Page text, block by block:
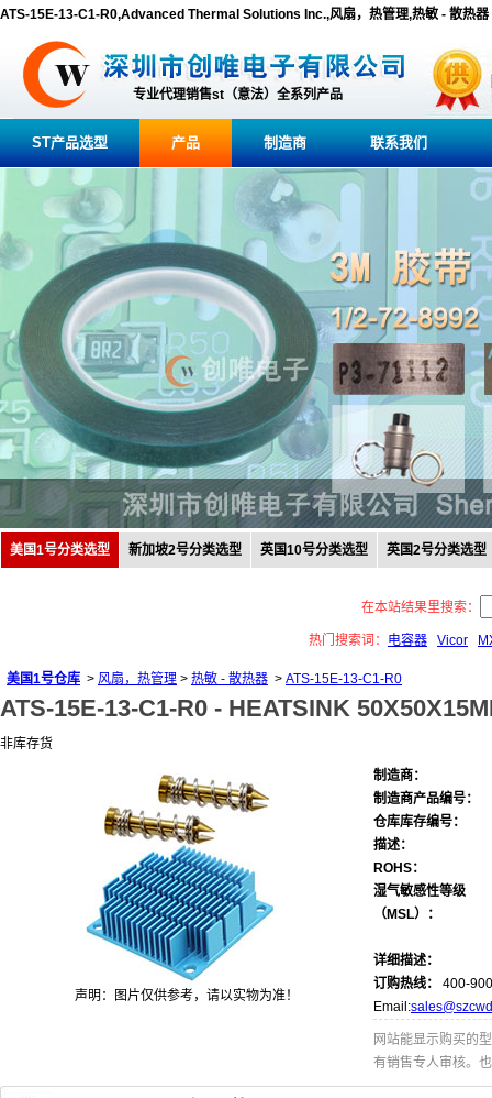
ATS-15E-13-C1-R0,Advanced Thermal Solutions Inc.,风扇，热管理,热敏 - 散热器
专业代理销售st（意法）全系列产品
ST产品选型 产品 制造商 联系我们
美国1号分类选型 新加坡2号分类选型 英国10号分类选型 英国2号分类选型
在本站结果里搜索：
热门搜索词： 电容器 Vicor
美国1号仓库 > 风扇，热管理 > 热敏 - 散热器 > ATS-15E-13-C1-R0
ATS-15E-13-C1-R0 - HEATSINK
非库存货
声明：图片仅供参考，请以实物为准！
制造商：
制造商产品编号：
仓库库存编号：
描述：
ROHS：
湿气敏感性等级
（MSL）：
详细描述：
订购热线：
400-
Email:
网站能显示购买的
有销售专人审核。